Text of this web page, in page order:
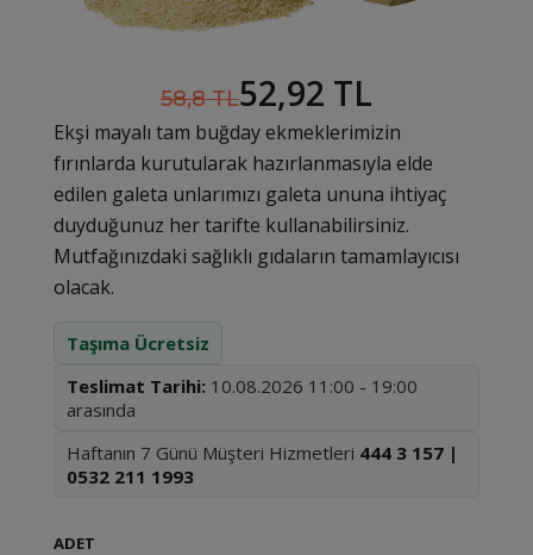
58,8 TL52,92 TL
Ekşi mayalı tam buğday ekmeklerimizin
fırınlarda kurutularak hazırlanmasıyla elde
edilen galeta unlarımızı galeta ununa ihtiyaç
duyduğunuz her tarifte kullanabilirsiniz.
Mutfağınızdaki sağlıklı gıdaların tamamlayıcısı
olacak.
Taşıma Ücretsiz
Teslimat Tarihi: 10.08.2026 11:00 - 19:00
arasında
Haftanın 7 Günü Müşteri Hizmetleri 444 3 157 |
0532 211 1993
ADET